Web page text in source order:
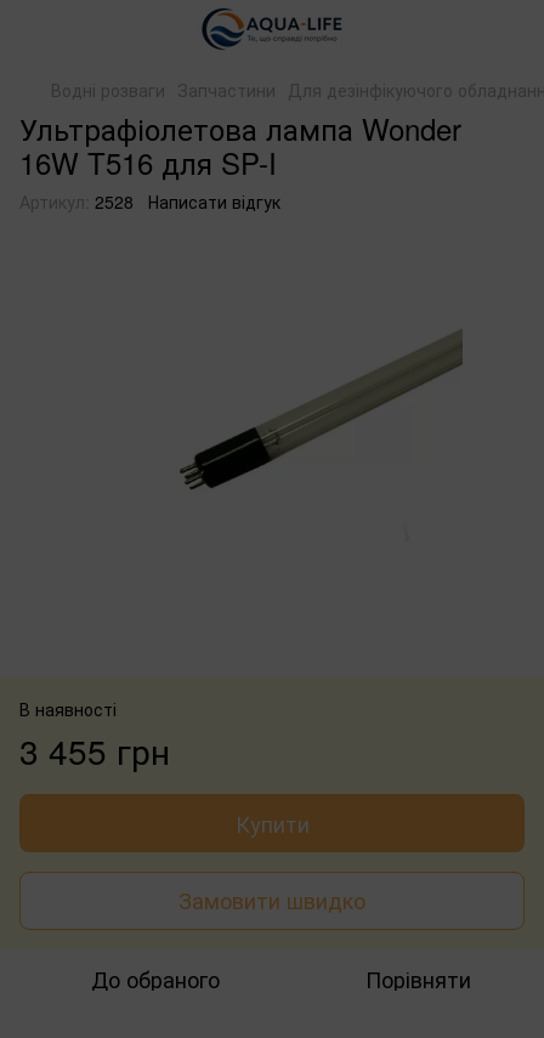
Водні розваги Запчастини Для дезінфікуючого
Ультрафіолетова лампа Wonder
16W T516 для SP-I
Артикул: 2528 Написати відгук
В наявності
3 455 грн
Купити
Замовити швидко
До обраного Порівняти